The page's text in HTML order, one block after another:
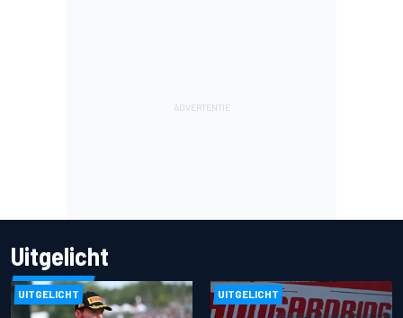
Uitgelicht
UITGELICHT UITGELICHT